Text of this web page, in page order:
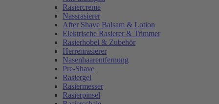
Rasiercreme
Nassrasierer
After Shave Balsam & Lotion
Elektrische Rasierer & Trimmer
Rasierhobel & Zubehör
Herrenrasierer
Nasenhaarentfernung
Pre-Shave
Rasiergel
Rasiermesser
Rasierpinsel